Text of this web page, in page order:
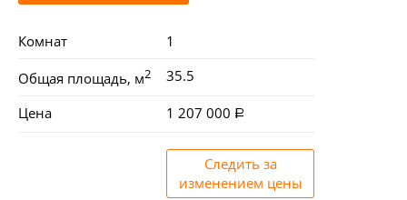
Комнат 1
Общая площадь, м2 35.5
Цена 1 207 000
Следить за
изменением цены